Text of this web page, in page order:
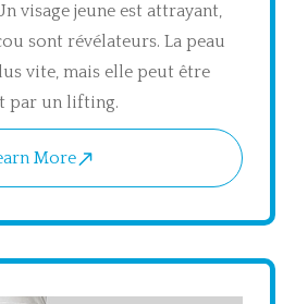
visage jeune est attrayant,
sont révélateurs. La peau
vite, mais elle peut être
par un lifting.
More